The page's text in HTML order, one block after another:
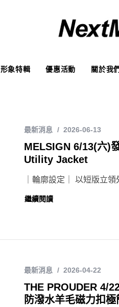
形象特輯 優惠活動 關於我們
最新消息 2026-06-13
MELSIGN 6/13(六)
Utility Jacket
｜輪廓設定｜ 以短版立
繼續閱讀
最新消息 2026-04-22
THE PROUDER 4/
防潑水羊毛磁力扣極